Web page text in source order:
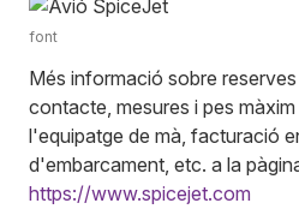
font
Més informació sobre
contacte, mesures i pes màxim
l'equipatge de mà, facturació
d'embarcament, etc. a la
https://www.spicejet.com